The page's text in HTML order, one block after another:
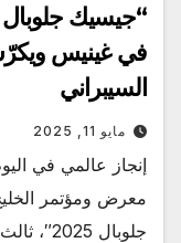
في غينيس
السيبراني
مايو 11, 2025
معرض ومؤتمر
جلوبال